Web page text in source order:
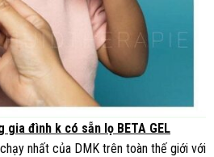
đình k có sẵn lọ BETA GEL
nhất của DMK trên toàn thế giới với